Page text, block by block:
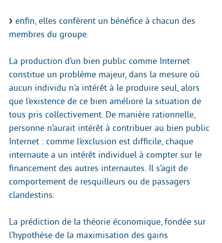
enfin, elles confèrent un bénéfice à chacun des
membres du groupe.
La production d’un bien public comme Internet
constitue un problème majeur, dans la mesure où
aucun individu n’a intérêt à le produire seul, alors
que l’existence de ce bien améliore la situation de
tous pris collectivement. De manière rationnelle,
personne n’aurait intérêt à contribuer au bien public
Internet : comme l’exclusion est difficile, chaque
internaute a un intérêt individuel à compter sur le
financement des autres internautes. Il s’agit de
comportement de resquilleurs ou de passagers
clandestins.
La prédiction de la théorie économique, fondée sur
l’hypothèse de la maximisation des gains